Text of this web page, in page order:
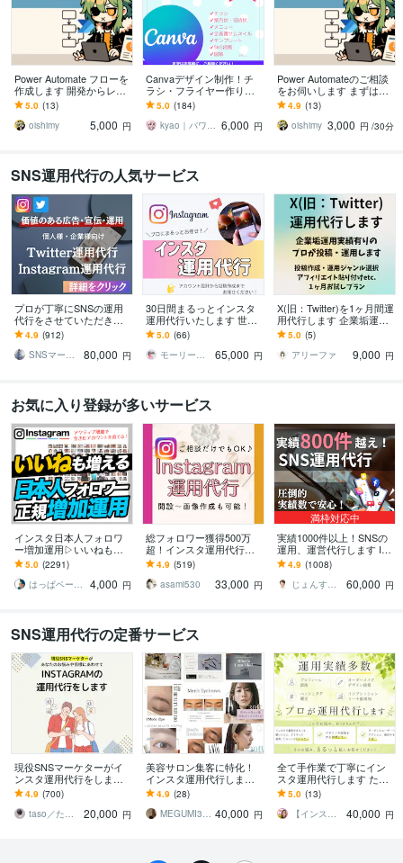
Power Automate フローを
作成します 開発からレク
チャー・説明資料の作成
まで請け負います！
5.0 (13)
oishimy
5,000 円
Canvaデザイン制作！チ
ラシ・フライヤー作りま
す 実績500件！セミナ
ー、イベント、メニュー
表・招待状を格安で
5.0 (184)
kyao｜パワポ＋Canvaデザイナー 6,000 円
Power Automateのご相談
をお伺いします まずはご
気軽にご相談ください！
4.9 (13)
oishimy 3,000 円 /30分
SNS運用代行の人気サービス
プロが丁寧にSNSの運用
代行をさせていただきま
す Instagram運用代行サー
ビス
4.9 (912)
SNSマーケティング「かりん」AsoBi
80,000 円
30日間まるっとインスタ
運用代行いたします 世界
観やブランド力を大切に
しながらあなたの代わり
に運用します
5.0 (66)
モーリー｜インスタアドバイザー
65,000 円
X(旧：Twitter)を1ヶ月間運
用代行します 企業垢運
用・バズ実績有りのプロ
が運用します
5.0 (5)
アリーファ
9,000 円
お気に入り登録が多いサービス
インスタ日本人フォロワ
ー増加運用▷いいねも増
えます ▶︎「数」＋「本
物」の増加▷当店独自ア
クティブフォロワー増加
5.0 (2291)
はっぱベース by santa
4,000 円
総フォロワー獲得500万
超！インスタ運用代行し
ます Instagramで集客/売
上UP/収益化を実現！
4.9 (519)
asami530
33,000 円
満枠対応中
実績1000件以上！SNSの
運用、運営代行します Ins
tagram,Twitter,TikTok等運
用です
4.9 (1008)
じょんすみす＠SNSマーケター
60,000 円
SNS運用代行の定番サービス
現役SNSマーケターがイ
ンスタ運用代行をします
『画像制作のみ』から
『全部おまかせ』まで！
最適プランを提案！
4.9 (700)
taso／たそ｜SNSマーケター
20,000 円
美容サロン集客に特化！
インスタ運用代行します
お客様の心を動かす/ファ
ンが集まるアカウントを
作成します★
4.9 (28)
MEGUMI3453 40,000 円
全て手作業で丁寧にイン
スタ運用代行します ただ
の作業じゃない！あなた
やあなたの商品の魅力を
最大化！
5.0 (13)
【インスタ集客・運用】まい
40,000 円